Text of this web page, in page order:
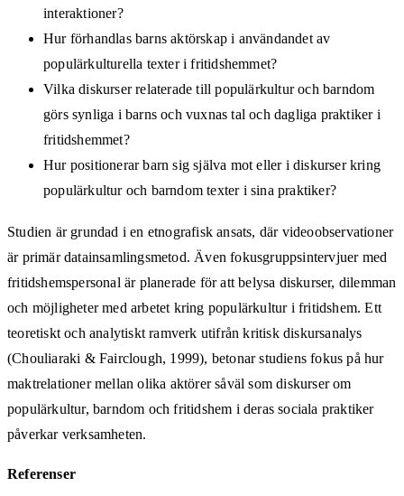
interaktioner?
Hur förhandlas barns aktörskap i användandet av
populärkulturella texter i fritidshemmet?
Vilka diskurser relaterade till populärkultur och barndom
görs synliga i barns och vuxnas tal och dagliga praktiker i
fritidshemmet?
Hur positionerar barn sig själva mot eller i diskurser kring
populärkultur och barndom texter i sina praktiker?
Studien är grundad i en etnografisk ansats, där videoobservationer
är primär datainsamlingsmetod. Även fokusgruppsintervjuer med
fritidshemspersonal är planerade för att belysa diskurser, dilemman
och möjligheter med arbetet kring populärkultur i fritidshem. Ett
teoretiskt och analytiskt ramverk utifrån kritisk diskursanalys
(Chouliaraki & Fairclough, 1999), betonar studiens fokus på hur
maktrelationer mellan olika aktörer såväl som diskurser om
populärkultur, barndom och fritidshem i deras sociala praktiker
påverkar verksamheten.
Referenser